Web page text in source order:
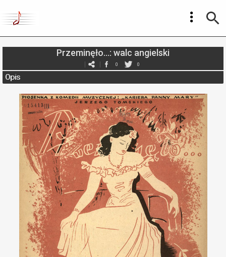
Przeminęło…: walc angielski
0 0
Opis